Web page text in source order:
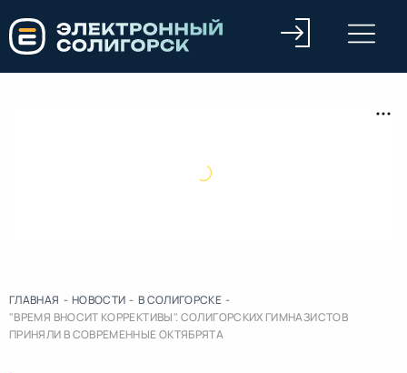
ГЛАВНАЯ - НОВОСТИ - В СОЛИГОРСКЕ -
"ВРЕМЯ ВНОСИТ КОРРЕКТИВЫ". СОЛИГОРСКИХ ГИМНАЗИСТОВ
ПРИНЯЛИ В СОВРЕМЕННЫЕ ОКТЯБРЯТА